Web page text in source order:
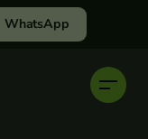
WhatsApp